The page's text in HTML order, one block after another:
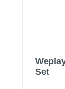
Set